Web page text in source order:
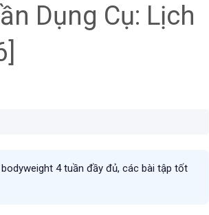
Dụng Cụ: Lịch
4 tuần đầy đủ, các bài tập tốt